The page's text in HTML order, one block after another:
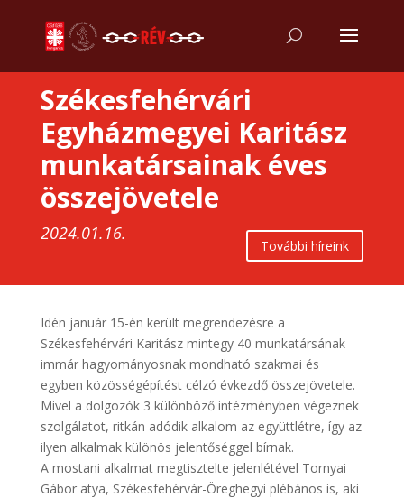
Székesfehérvári
Egyházmegyei Karitász
munkatársainak éves
összejövetele
2024.01.16.
További híreink
Idén január 15-én került megrendezésre a
Székesfehérvári Karitász mintegy 40 munkatársának
immár hagyományosnak mondható szakmai és
egyben közösségépítést célzó évkezdő összejövetele.
Mivel a dolgozók 3 különböző intézményben végeznek
szolgálatot, ritkán adódik alkalom az együttlétre, így az
ilyen alkalmak különös jelentőséggel bírnak.
A mostani alkalmat megtisztelte jelenlétével Tornyai
Gábor atya, Székesfehérvár-Öreghegyi plébános is, aki